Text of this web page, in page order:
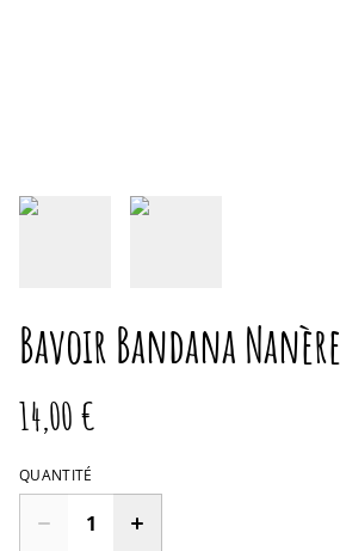
Bavoir Bandana Nanère
14,00 €
QUANTITÉ